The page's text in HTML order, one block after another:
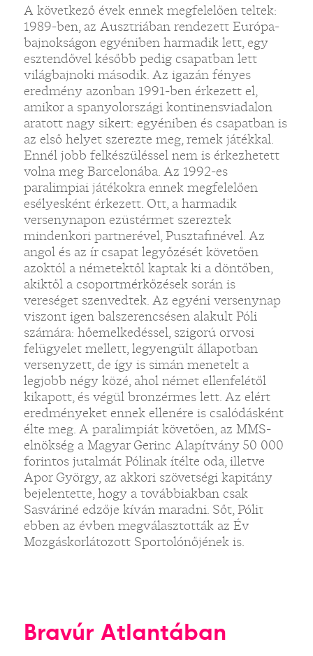
A következő évek ennek megfelelően teltek:
1989-ben, az Ausztriában rendezett Európa-
bajnokságon egyéniben harmadik lett, egy
esztendővel később pedig csapatban lett
világbajnoki második. Az igazán fényes
eredmény azonban 1991-ben érkezett el,
amikor a spanyolországi kontinensviadalon
aratott nagy sikert: egyéniben és csapatban is
az első helyet szerezte meg, remek játékkal.
Ennél jobb felkészüléssel nem is érkezhetett
volna meg Barcelonába. Az 1992-es
paralimpiai játékokra ennek megfelelően
esélyesként érkezett. Ott, a harmadik
versenynapon ezüstérmet szereztek
mindenkori partnerével, Pusztafinével. Az
angol és az ír csapat legyőzését követően
azoktól a németektől kaptak ki a döntőben,
akiktől a csoportmérkőzések során is
vereséget szenvedtek. Az egyéni versenynap
viszont igen balszerencsésen alakult Póli
számára: hőemelkedéssel, szigorú orvosi
felügyelet mellett, legyengült állapotban
versenyzett, de így is simán menetelt a
legjobb négy közé, ahol német ellenfelétől
kikapott, és végül bronzérmes lett. Az elért
eredményeket ennek ellenére is csalódásként
élte meg. A paralimpiát követően, az MMS-
elnökség a Magyar Gerinc Alapítvány 50 000
forintos jutalmát Pólinak ítélte oda, illetve
Apor György, az akkori szövetségi kapitány
bejelentette, hogy a továbbiakban csak
Sasváriné edzője kíván maradni. Sőt, Pólit
ebben az évben megválasztották az Év
Mozgáskorlátozott Sportolónőjének is.
Bravúr Atlantában